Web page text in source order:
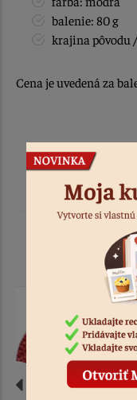
balenie: 80 g
krajina pôvodu
Cena je uvedená za